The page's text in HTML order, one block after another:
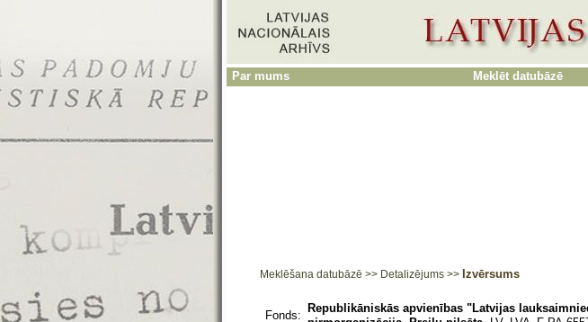
Par mums Meklēt datubāzē
Meklēšana datubāzē >> Detalizējums >> Izvērsums
Fonds:
Republikāniskās apvienības "Latvijas